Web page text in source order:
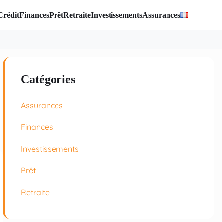
FinancesPrêtRetraiteInvestissementsAssurances
Catégories
Assurances
Finances
Investissements
Prêt
Retraite